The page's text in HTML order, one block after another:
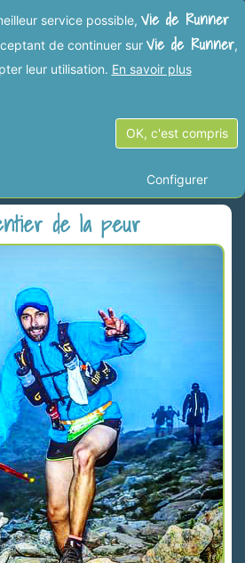
Runner dans la
"Ultra-trail"
de la peur
service possible, Vie de Runner
de continuer sur Vie de Runner,
leur utilisation. En savoir plus
OK, c'est compris
Configurer